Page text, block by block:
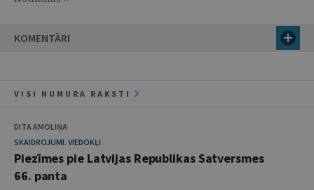
KOMENTĀRI
VISI NUMURA RAKSTI
DITA AMOLIŅA
SKAIDROJUMI. VIEDOKĻI
Piezīmes pie Latvijas Republikas Satversmes
66. panta